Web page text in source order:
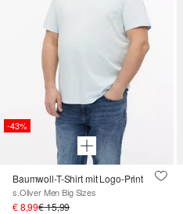
-43%
Baumwoll-T-Shirt mit Logo-Print
s.Oliver Men Big Sizes
€ 8,99€ 15,99